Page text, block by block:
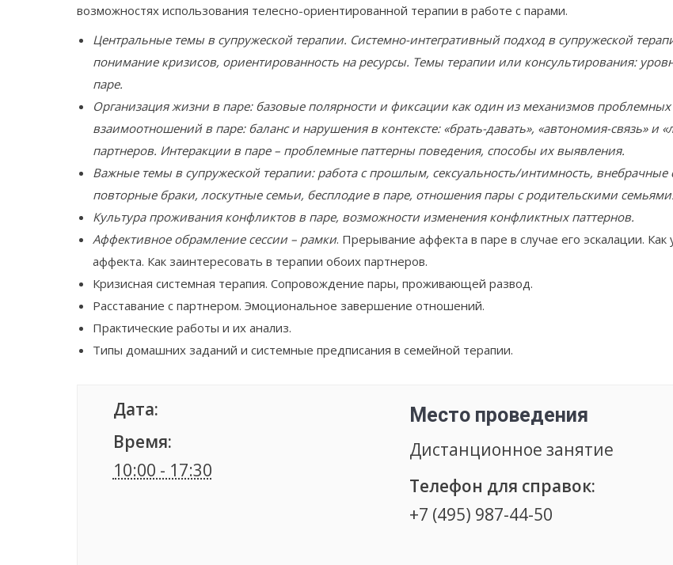
возможностях использования телесно-ориентированной терапии в работе с парами.
Центральные темы в супружеской терапии. Системно-интегративный подход в супружеской
понимание кризисов, ориентированность на ресурсы. Темы терапии или консультирования:
паре.
Организация жизни в паре: базовые полярности и фиксации как один из механизмов
взаимоотношений в паре: баланс и нарушения в контексте: «брать-давать», «автономия-связь» и
партнеров. Интеракции в паре – проблемные паттерны поведения, способы их выявления.
Важные темы в супружеской терапии: работа с прошлым, сексуальность/интимность, внебрачные
повторные браки, лоскутные семьи, бесплодие в паре, отношения пары с родительскими семьями.
Культура проживания конфликтов в паре, возможности изменения конфликтных паттернов.
Аффективное обрамление сессии – рамки. Прерывание аффекта в паре в случае его эскалации.
аффекта. Как заинтересовать в терапии обоих партнеров.
Кризисная системная терапия. Сопровождение пары, проживающей развод.
Расставание с партнером. Эмоциональное завершение отношений.
Практические работы и их анализ.
Типы домашних заданий и системные предписания в семейной терапии.
Дата:
Время:
10:00 - 17:30
Место проведения
Дистанционное занятие
Телефон для справок:
+7 (495) 987-44-50